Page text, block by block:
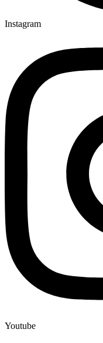
Instagram
Youtube